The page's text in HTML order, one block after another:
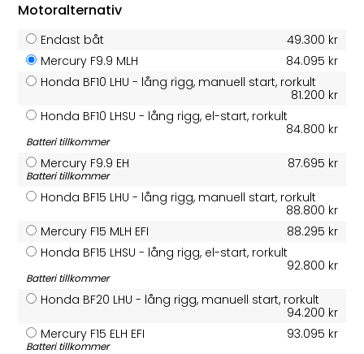
Motoralternativ
Endast båt
49.300 kr
Mercury F9.9 MLH
84.095 kr
Honda BF10 LHU - lång rigg, manuell start, rorkult
81.200 kr
Honda BF10 LHSU - lång rigg, el-start, rorkult
84.800 kr
Batteri tillkommer
Mercury F9.9 EH 87.695 kr
Batteri tillkommer
Honda BF15 LHU - lång rigg, manuell start, rorkult
88.800 kr
Mercury F15 MLH EFI
88.295 kr
Honda BF15 LHSU - lång rigg, el-start, rorkult
92.800 kr
Batteri tillkommer
Honda BF20 LHU - lång rigg, manuell start, rorkult
94.200 kr
Mercury F15 ELH EFI
93.095 kr
Batteri tillkommer